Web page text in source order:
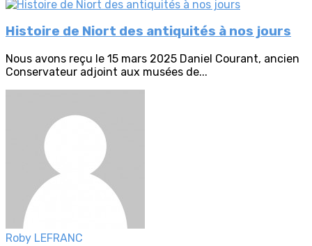
Histoire de Niort des antiquités à nos jours
Nous avons reçu le 15 mars 2025 Daniel Courant, ancien
Conservateur adjoint aux musées de...
Roby LEFRANC